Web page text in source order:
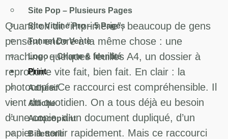
Site Pop – Plusieurs Pages
Site Vitrine Pro – 5 Pages
Tunnel De Vente
Logo – Charte & Identité
Print
Adhésif
Affiche
Autocopiant
Billetterie
Quand on dit “imprimerie”, beaucoup de gens
pensent encore à la même chose : une
machine, quelques feuilles A4, un dossier à
reproduire vite fait, bien fait. En clair : la
photocopie.Ce raccourci est compréhensible. Il
vient du quotidien. On a tous déjà eu besoin
d’une copie, d’un document dupliqué, d’un
papier à sortir rapidement. Mais ce raccourci